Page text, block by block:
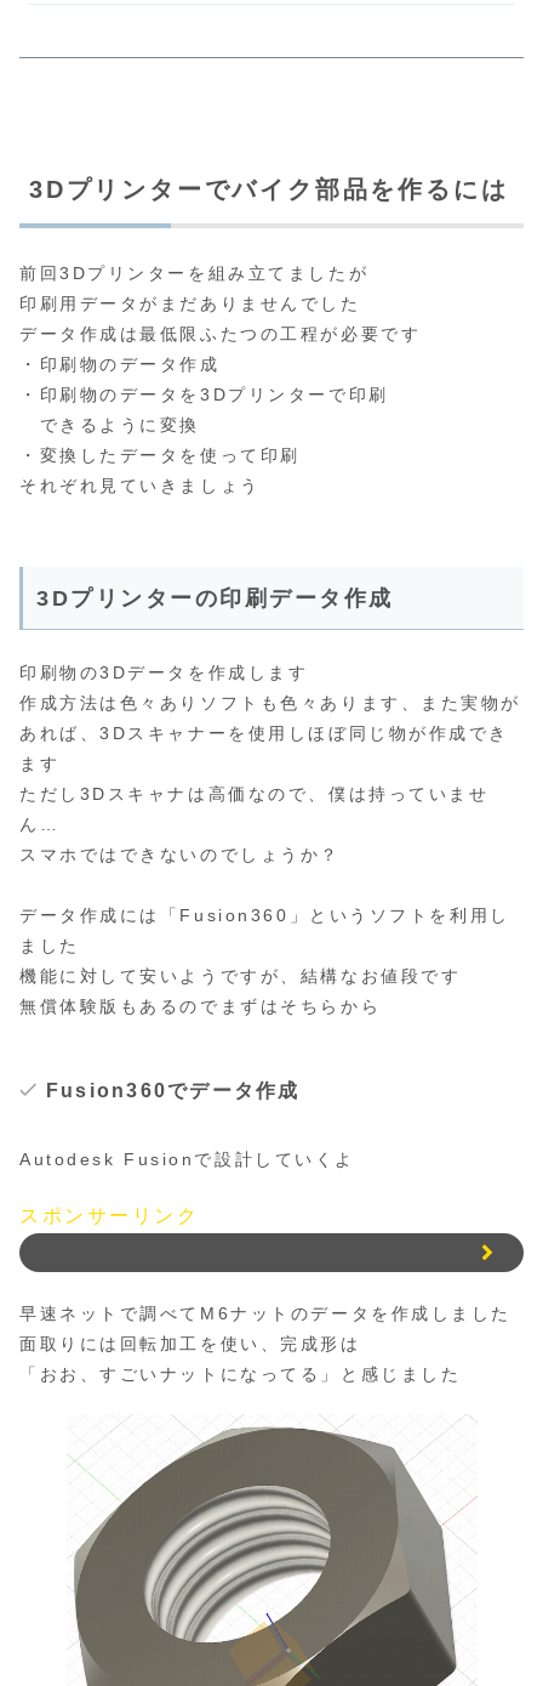
3Dプリンターでバイク部品を作るには
前回3Dプリンターを組み立てましたが
印刷用データがまだありませんでした
データ作成は最低限ふたつの工程が必要です
・印刷物のデータ作成
・印刷物のデータを3Dプリンターで印刷
できるように変換
・変換したデータを使って印刷
それぞれ見ていきましょう
3Dプリンターの印刷データ作成
印刷物の3Dデータを作成します
作成方法は色々ありソフトも色々あります、また実物が
あれば、3Dスキャナーを使用しほぼ同じ物が作成でき
ます
ただし3Dスキャナは高価なので、僕は持っていませ
ん…
スマホではできないのでしょうか？
データ作成には「Fusion360」というソフトを利用し
ました
機能に対して安いようですが、結構なお値段です
無償体験版もあるのでまずはそちらから
Fusion360でデータ作成
Autodesk Fusionで設計していくよ
スポンサーリンク
早速ネットで調べてM6ナットのデータを作成しました
面取りには回転加工を使い、完成形は
「おお、すごいナットになってる」と感じました